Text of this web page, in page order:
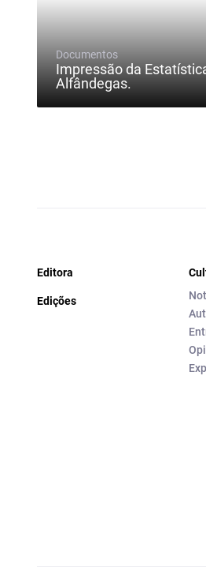
Documentos
Impressão da
Alfândegas.
Editora
Edições